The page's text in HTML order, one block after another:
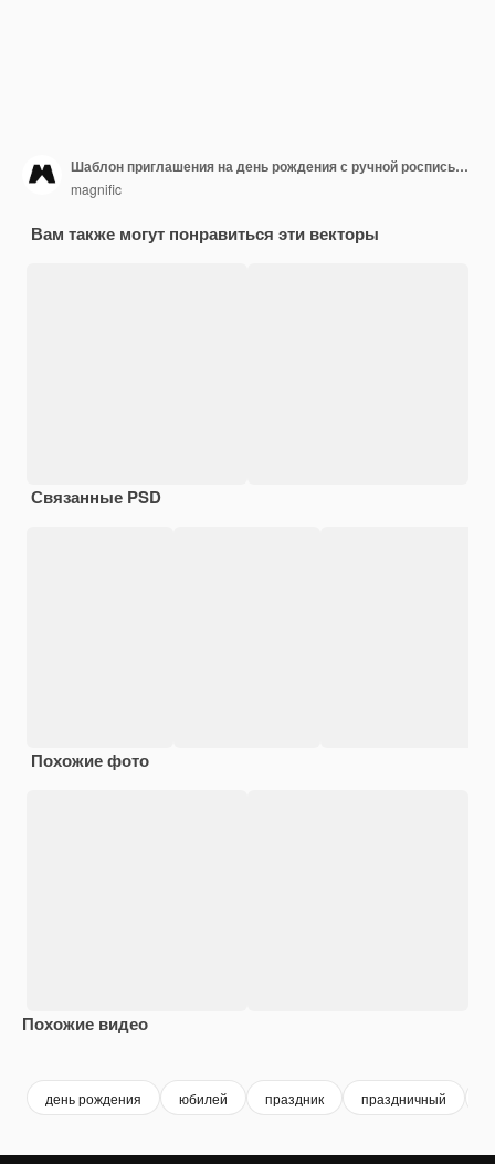
Шаблон приглашения на день рождения с ручной росписью акварелью животных
magnific
Вам также могут понравиться эти векторы
Связанные PSD
Похожие фото
Похожие видео
день рождения юбилей праздник праздничный